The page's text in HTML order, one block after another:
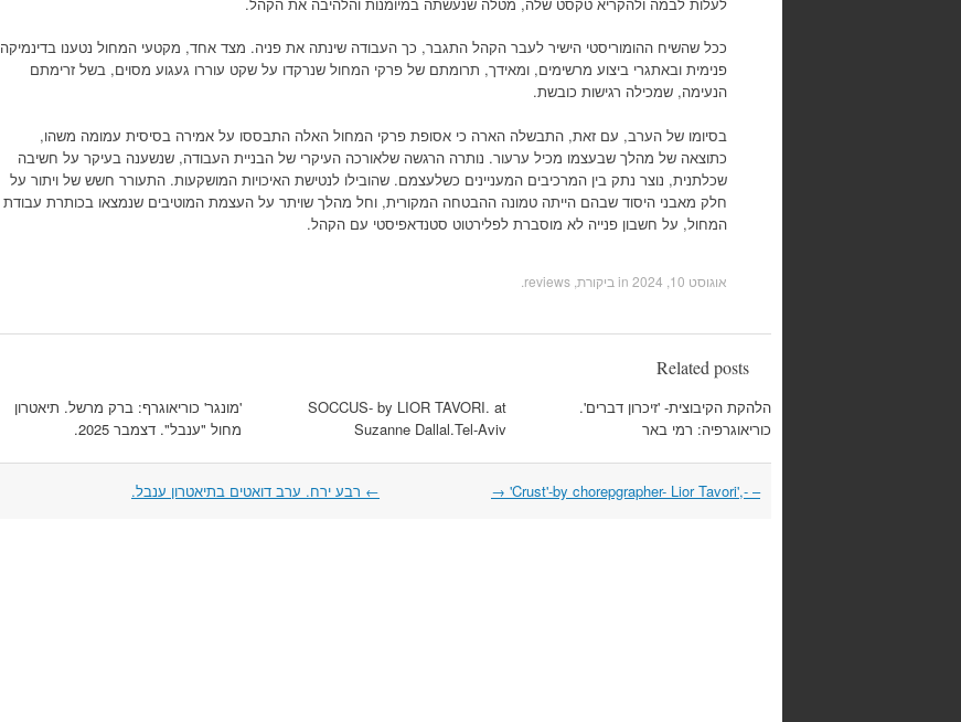
ככל שהשיח ההומוריסטי הישיר לעבר הקהל התגבר, כך העבודה שינתה את פניה. מצד אחד, מקטעי המחול נטענו בדינמיקה
פנימית ובאתגרי ביצוע מרשימים, ומאידך, תרומתם של פרקי המחול שנרקדו על שקט עוררו געגוע מסוים, בשל זרימתם
הנעימה, שמכילה רגישות כובשת.
בסיומו של הערב, עם זאת, התבשלה הארה כי אסופת פרקי המחול האלה התבססו על אמירה בסיסית עמומה משהו,
כתוצאה של מהלך שבעצמו מכיל ערעור. נותרה הרגשה שלאורכה העיקרי של הבניית העבודה, שנשענה בעיקר על חשיבה
שכלתנית, נוצר נתק בין המרכיבים המעניינים כשלעצמם. שהובילו לנטישת האיכויות המושקעות. התעורר חשש של ויתור על
חלק מאבני היסוד שבהם הייתה טמונה ההבטחה המקורית, וחל מהלך שויתר על העצמת המוטיבים שנמצאו בכותרת עבודת
המחול, על חשבון פנייה לא מוסברת לפלירטוט סטנדאפיסטי עם הקהל.
אוגוסט 10, 2024 ביקורת, reviews
Related posts
הלהקת הקיבוצית- 'זיכרון דברים'.
כוריאוגרפיה: רמי באר
SOCCUS- by LIOR TAVORI. at
Suzanne Dallal.Tel-Aviv
'מונגר' כוריאוגרף: ברק מרשל. תיאטרון
מחול "ענבל". דצמבר 2025.
Post
← רבע ירח. ערב דואטים בתיאטרון ענבל. – -,'Crust'-by chorepgrapher- Lior Tavori'
→